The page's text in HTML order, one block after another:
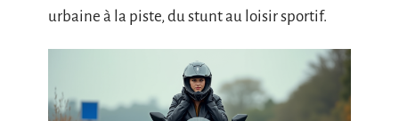
urbaine à la piste, du stunt au loisir sportif.